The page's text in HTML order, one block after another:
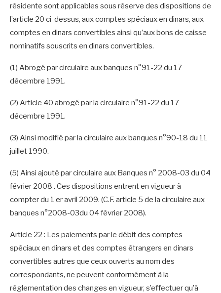
résidente sont applicables sous réserve des dispositions de
l’article 20 ci-dessus, aux comptes spéciaux en dinars, aux
comptes en dinars convertibles ainsi qu’aux bons de caisse
nominatifs souscrits en dinars convertibles.
(1) Abrogé par circulaire aux banques n°91-22 du 17
décembre 1991.
(2) Article 40 abrogé par la circulaire n°91-22 du 17
décembre 1991.
(3) Ainsi modifié par la circulaire aux banques n°90-18 du 11
juillet 1990.
(5) Ainsi ajouté par circulaire aux Banques n° 2008-03 du 04
février 2008 . Ces dispositions entrent en vigueur à
compter du 1 er avril 2009. (C.F. article 5 de la circulaire aux
banques n°2008-03du 04 février 2008).
Article 22 : Les paiements par le débit des comptes
spéciaux en dinars et des comptes étrangers en dinars
convertibles autres que ceux ouverts au nom des
correspondants, ne peuvent conformément à la
réglementation des changes en vigueur, s’effectuer qu’à